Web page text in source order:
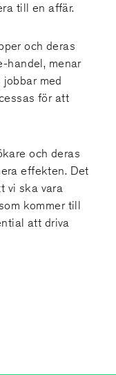
till en affär.
och deras
handel, menar
med
för att
och deras
effekten. Det
vi ska vara
kommer till
att driva